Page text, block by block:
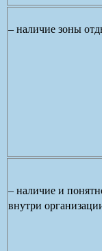
– наличие зоны
– наличие и
внутри